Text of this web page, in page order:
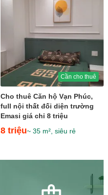
Cần cho thuê
Cho thuê Căn hộ Vạn Phúc,
full nội thất đối diện trường
Emasi giá chỉ 8 triệu
8 triệu~ 35 m², siêu rẻ